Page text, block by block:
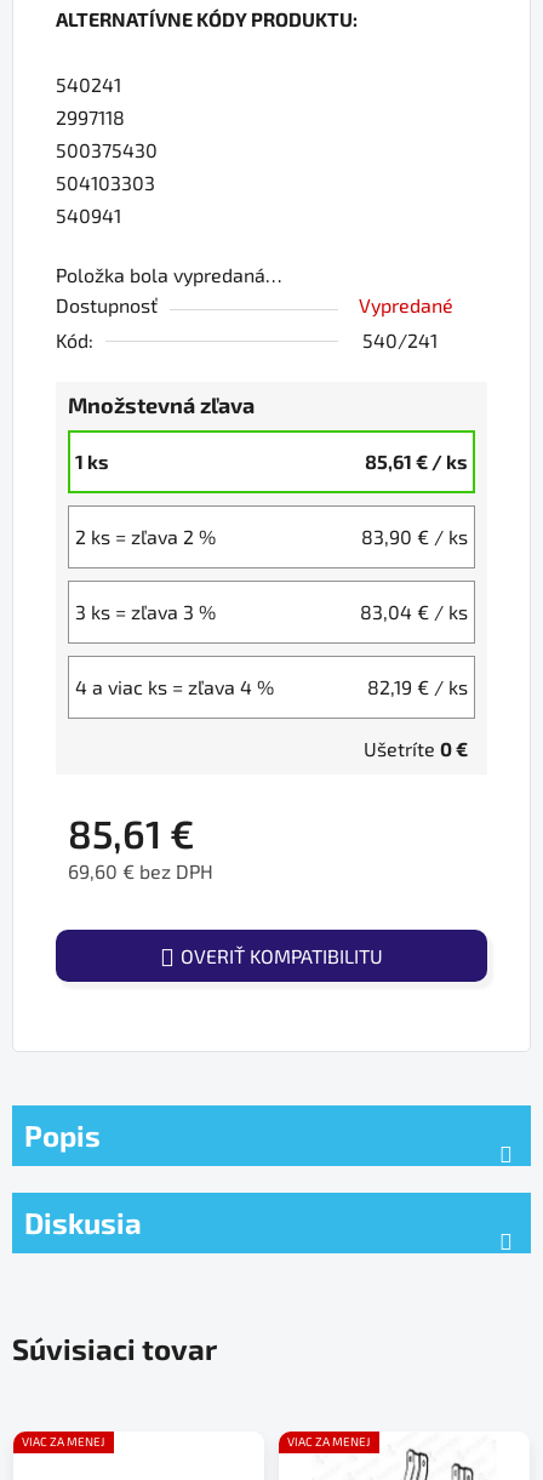
ALTERNATÍVNE KÓDY PRODUKTU:
540241
2997118
500375430
504103303
540941
Položka bola vypredaná…
Dostupnosť
Vypredané
Kód:
540/241
Množstevná zľava
1 ks 85,61 € / ks
2 ks = zľava 2 % 83,90 € / ks
3 ks = zľava 3 % 83,04 € / ks
4 a viac ks = zľava 4 % 82,19 € / ks
Ušetríte 0 €
85,61 €
69,60 € bez DPH
OVERIŤ KOMPATIBILITU
Popis
Diskusia
Súvisiaci tovar
VIAC ZA MENEJ VIAC ZA MENEJ